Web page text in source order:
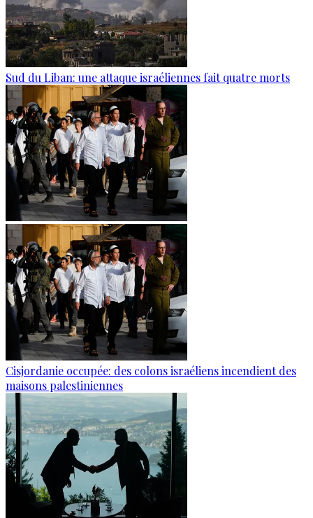
Sud du Liban: une attaque israéliennes fait quatre morts
Cisjordanie occupée: des colons israéliens incendient des
maisons palestiniennes